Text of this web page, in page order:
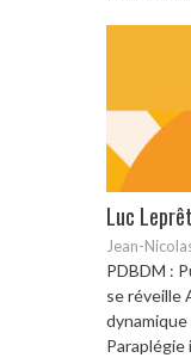
Luc
Jean-
PDBDM :
se réveille
Paraplégie